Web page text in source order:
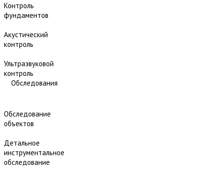
Контроль
фундаментов
Акустический
контроль
Ультразвуковой
контроль
Обследования
Обследование
объектов
Детальное
инструментальное
обследование